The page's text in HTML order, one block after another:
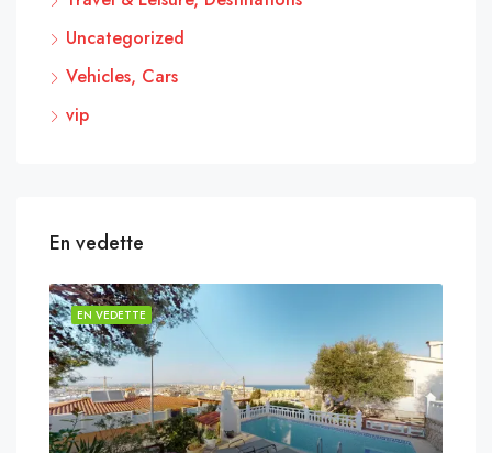
Uncategorized
Vehicles, Cars
vip
En vedette
EN VEDETTE